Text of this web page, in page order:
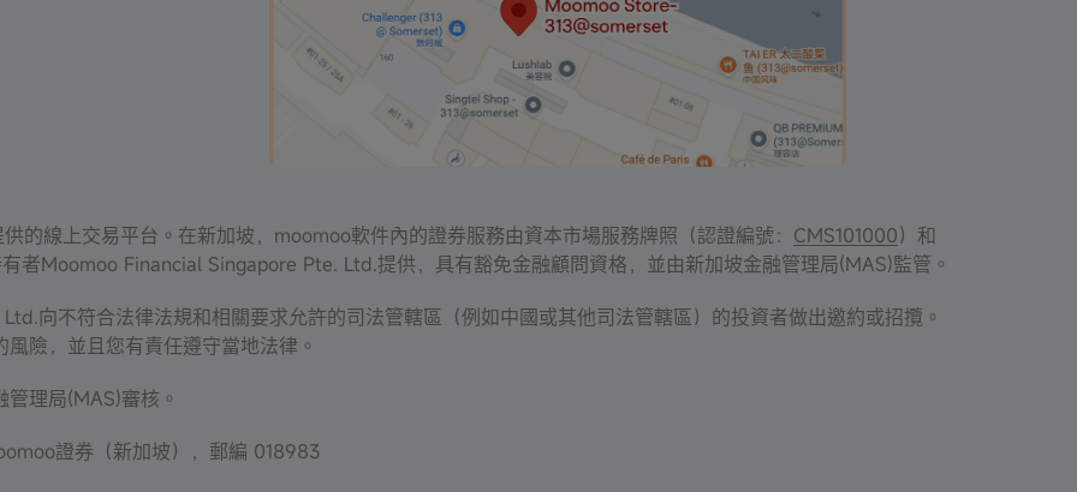
的線上交易平台。在新加坡，moomoo軟件內的證券服務由資本市場服務牌照（認證編號： CMS101000）和
者Moomoo Financial Singapore Pte. Ltd.提供，具有豁免金融顧問資格，並由新加坡金融管理局(MAS)監管。
向不符合法律法規和相關要求允許的司法管轄區（例如中國或其他司法管轄區）的投資者做出邀約或招攬。
險，並且您有責任遵守當地法律。
理局(MAS)審核。
證券（新加坡），郵編 018983